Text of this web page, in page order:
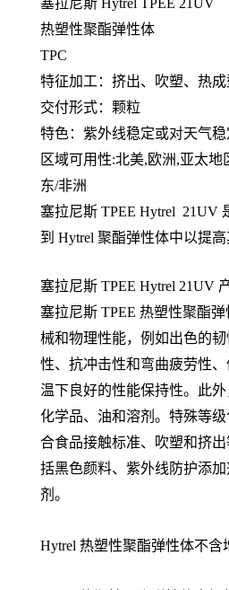
塞拉尼斯 Hytrel TPEE 21UV
热塑性聚酯弹性体
TPC
特征加工：挤出、吹塑、热成
交付形式： 颗粒
特色： 紫外线稳定或对天气稳
区域可用性:北美,欧洲,亚太
东/非洲
塞拉尼斯 TPEE Hytrel 21UV
到 Hytrel 聚酯弹性体中以提高
塞拉尼斯 TPEE Hytrel 21UV
塞拉尼斯 TPEE 热塑性聚酯
械和物理性能，例如出色的
性、抗冲击性和弯曲疲劳性
温下良好的性能保持性。此
化学品、油和溶剂。特殊等
合食品接触标准、吹塑和挤
括黑色颜料、紫外线防护添
剂。
Hytrel 热塑性聚酯弹性体不含